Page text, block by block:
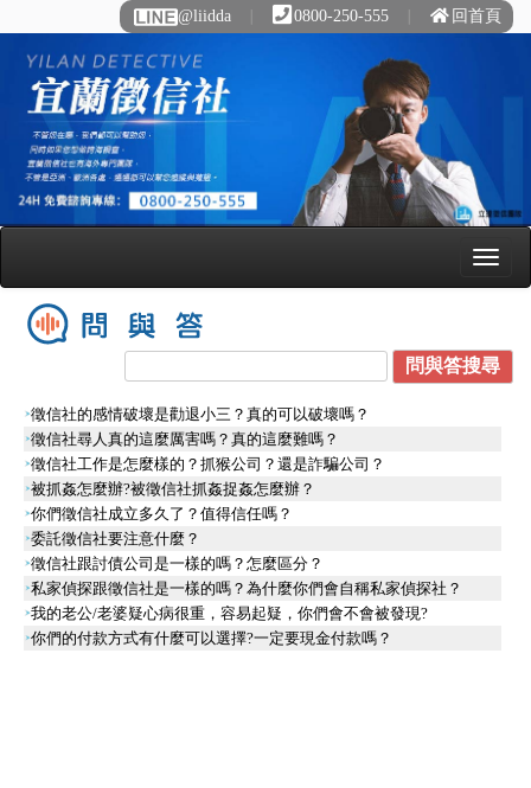
@liidda 0800-250-555 回首頁
徵信社的感情破壞是勸退小三？真的可以破壞嗎？
徵信社尋人真的這麼厲害嗎？真的這麼難嗎？
徵信社工作是怎麼樣的？抓猴公司？還是詐騙公司？
被抓姦怎麼辦?被徵信社抓姦捉姦怎麼辦？
你們徵信社成立多久了？值得信任嗎？
委託徵信社要注意什麼？
徵信社跟討債公司是一樣的嗎？怎麼區分？
私家偵探跟徵信社是一樣的嗎？為什麼你們會自稱私家偵探社？
我的老公/老婆疑心病很重，容易起疑，你們會不會被發現?
你們的付款方式有什麼可以選擇?一定要現金付款嗎？